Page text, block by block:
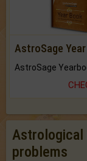
AstroSage
Astrological
problems